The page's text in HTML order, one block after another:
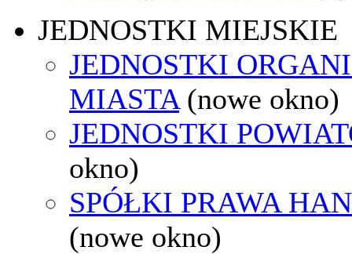
JEDNOSTKI MIEJSKIE
JEDNOSTKI
MIASTA (nowe okno)
JEDNOSTKI
okno)
SPÓŁKI PRAWA
(nowe okno)